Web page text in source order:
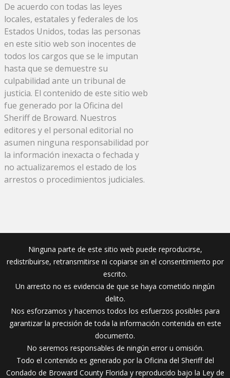
De acuerdo con todas las leyes
locales, estatales y federales de los
Estados Unidos, todas las personas
en este sitio web son inocentes de
todos los cargos que se le imputan
hasta que se demuestre su
culpabilidad ante un tribunal de
justicia. El contenido de este sitio web
fue generado por la Oficina del
Sheriff de Broward. Nuestros
editores y el personal editorial no
asumen ninguna responsabilidad por
la información inexacta o fechada y
no actualizaremos el estado de los
arrestos o procedimientos judiciales.
Ninguna parte de este sitio web puede reproducirse,
redistribuirse, retransmitirse ni copiarse sin el consentimiento por
escrito.
Un arresto no es evidencia de que se haya cometido ningún
delito.
Nos esforzamos y hacemos todos los esfuerzos posibles para
garantizar la precisión de toda la información contenida en este
documento.
No seremos responsables de ningún error u omisión.
Todo el contenido es generado por la Oficina del Sheriff del
Condado de Broward County Florida y reproducido bajo la Ley de